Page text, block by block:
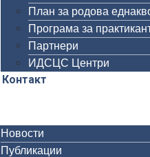
План за родова
Програма за
Партнери
ИДСЦС Центри
Контакт
Новости
Публикации